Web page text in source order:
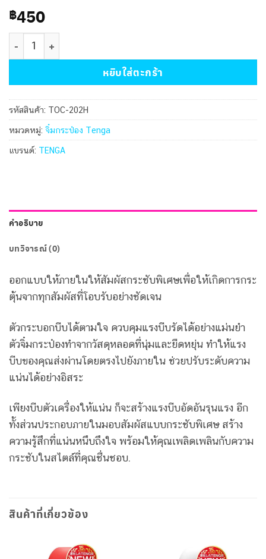
฿450
จำนวน จิ๋มกระป๋อง Tenga รุ่น Squeeze Tube Cup Hard ชิ้น
หยิบใส่ตะกร้า
รหัสสินค้า: TOC-202H
หมวดหมู่: จิ๋มกระป๋อง Tenga
แบรนด์: TENGA
คำอธิบาย
บทวิจารณ์ (0)
ออกแบบให้ภายในให้สัมผัสกระชับพิเศษเพื่อให้เกิดการกระ
ตุ้นจากทุกสัมผัสที่โอบรับอย่างชัดเจน
ตัวกระบอกบีบได้ตามใจ ควบคุมแรงบีบรัดได้อย่างแม่นยำ
ตัวจิ๋มกระป๋องทำจากวัสดุหลอดที่นุ่มและยืดหยุ่น ทำให้แรง
บีบของคุณส่งผ่านโดยตรงไปยังภายใน ช่วยปรับระดับความ
แน่นได้อย่างอิสระ
เพียงบีบตัวเครื่องให้แน่น ก็จะสร้างแรงบีบอัดอันรุนแรง อีก
ทั้งส่วนประกอบภายในมอบสัมผัสแบบกระชับพิเศษ สร้าง
ความรู้สึกที่แน่นหนึบถึงใจ พร้อมให้คุณเพลิดเพลินกับความ
กระชับในสไตล์ที่คุณชื่นชอบ.
สินค้าที่เกี่ยวข้อง